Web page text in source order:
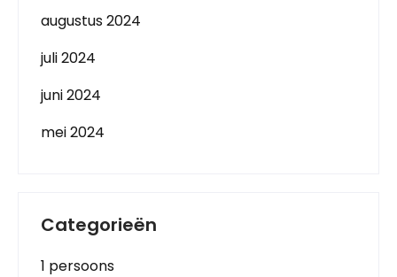
augustus 2024
juli 2024
juni 2024
mei 2024
Categorieën
1 persoons